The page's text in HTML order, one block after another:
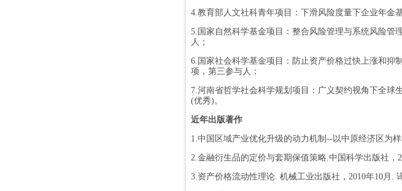
4.教育部人文社科青年项目：下滑风险度量下企业年金
5. 国家自然科学基金项目：整合风险管理与系统风险管
人；
6. 国家社会科学基金项目：防止资产价格过快上涨和抑
项，第三参与人；
7.河南省哲学社会科学规划项目：广义契约视角下全球
(优秀)。
近年出版著作
1.中国区域产业优化升级的动力机制 --以中原经济区为
2.金融衍生品的定价与套期保值策略.中国科学出版社，
3.资产价格流动性理论. 机械工业出版社， 2010年10月 .